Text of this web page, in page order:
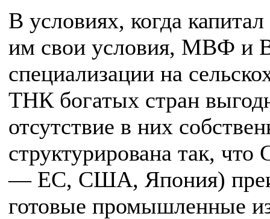
В условиях, когда
им свои условия, МВФ и
специализации на
ТНК богатых стран
отсутствие в них
структурирована так,
— ЕС, США, Япония)
готовые промышленные